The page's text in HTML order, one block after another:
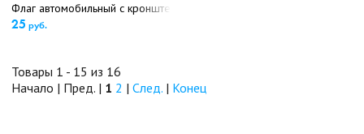
Флаг автомобильный с кронштейном Д (5169)
25 руб.
Товары 1 - 15 из 16
Начало | Пред. | 1 2 | След. | Конец